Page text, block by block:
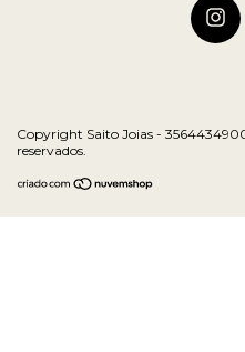
Copyright Saito Joias -
reservados.